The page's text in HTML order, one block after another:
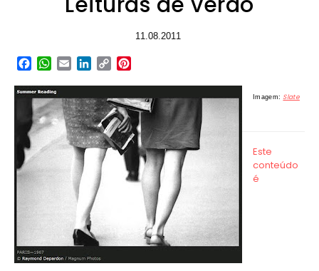
11.08.2011
Facebook
WhatsApp
EmailLinkedIn
Copy
Imagem: Slate